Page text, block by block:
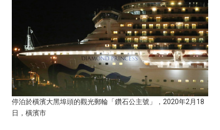
語言
東京
編輯部通知
停泊於橫濱大黑埠頭的觀光郵輪「鑽石公主號」，2020年2月18
日，橫濱市